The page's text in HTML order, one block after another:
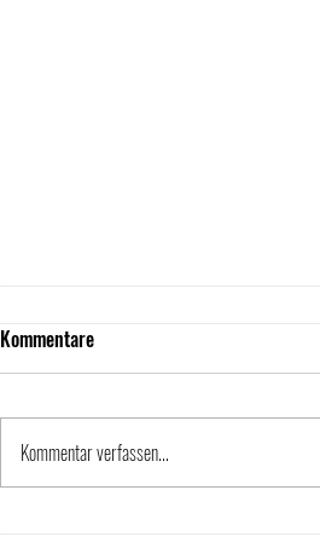
Kommentare
Kommentar verfassen...